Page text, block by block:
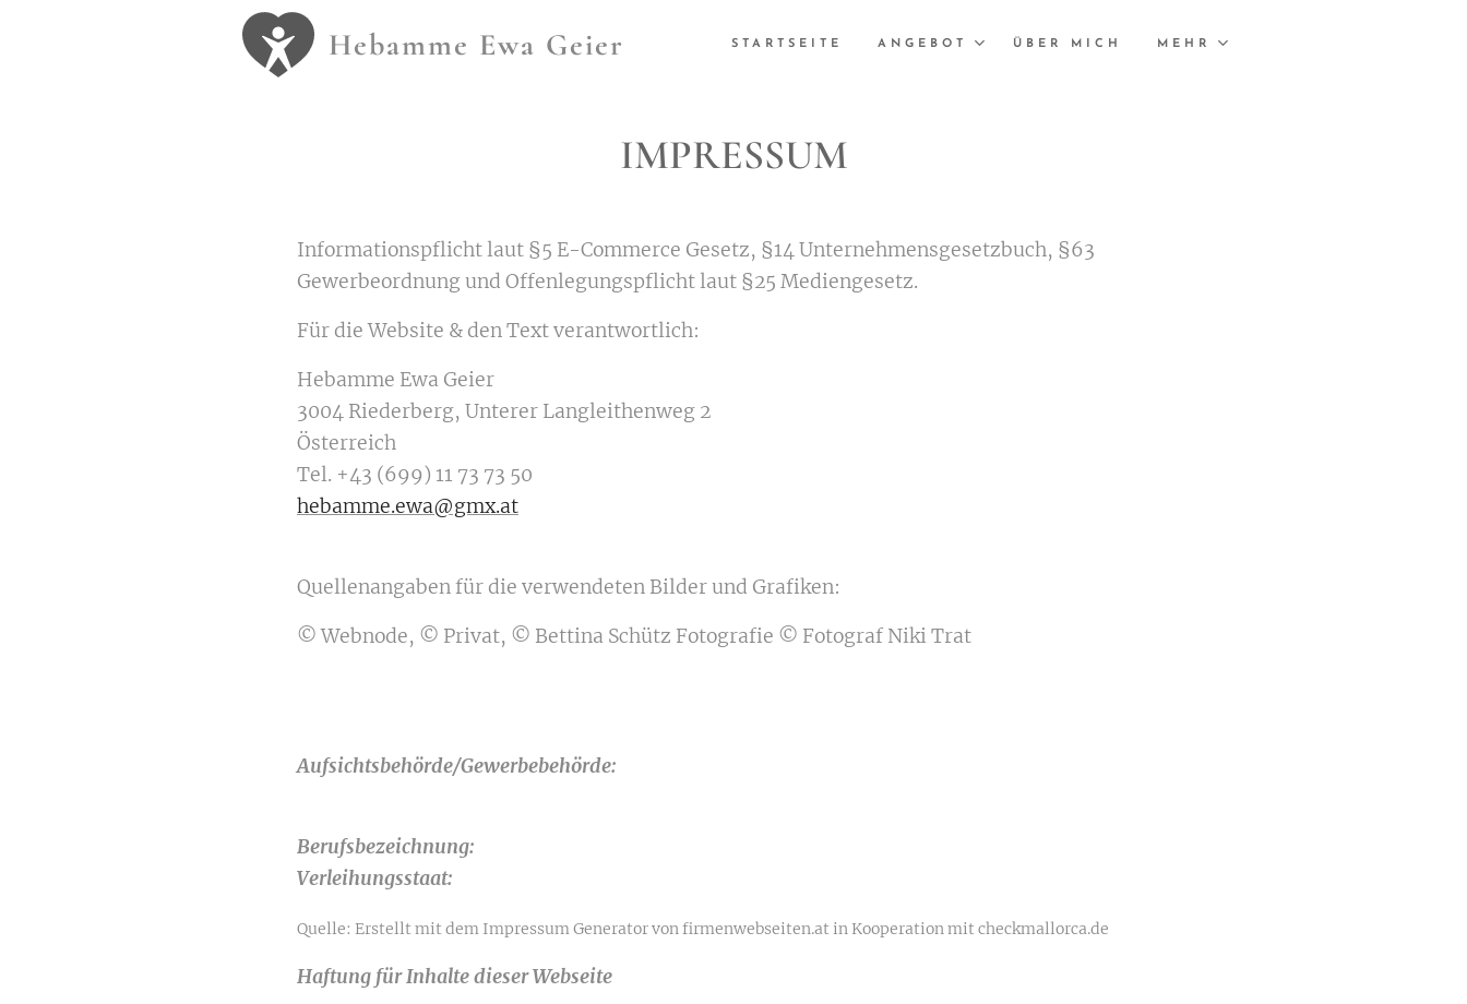
Hebamme Ewa Geier STARTSEITE ANGEBOT ÜBER MICH MEHR
IMPRESSUM
Informationspflicht laut §5 E-Commerce Gesetz, §14 Unternehmensgesetzbuch, §63
Gewerbeordnung und Offenlegungspflicht laut §25 Mediengesetz.
Für die Website & den Text verantwortlich:
Hebamme Ewa Geier
3004 Riederberg, Unterer Langleithenweg 2
Österreich
Tel. +43 (699) 11 73 73 50
hebamme.ewa@gmx.at
Quellenangaben für die verwendeten Bilder und Grafiken:
© Webnode, © Privat, © Bettina Schütz Fotografie © Fotograf Niki Trat
Aufsichtsbehörde/Gewerbebehörde:
Berufsbezeichnung:
Verleihungsstaat:
Quelle: Erstellt mit dem Impressum Generator von firmenwebseiten.at in Kooperation mit checkmallorca.de
Haftung für Inhalte dieser Webseite